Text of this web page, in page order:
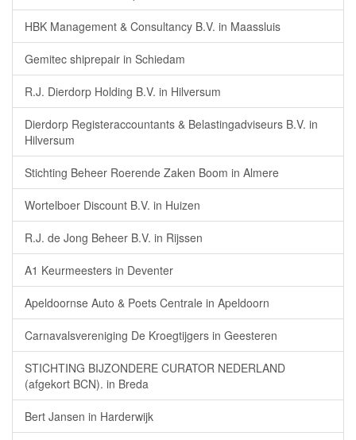
HBK Management & Consultancy B.V. in Maassluis
Gemitec shiprepair in Schiedam
R.J. Dierdorp Holding B.V. in Hilversum
Dierdorp Registeraccountants & Belastingadviseurs B.V. in
Hilversum
Stichting Beheer Roerende Zaken Boom in Almere
Wortelboer Discount B.V. in Huizen
R.J. de Jong Beheer B.V. in Rijssen
A1 Keurmeesters in Deventer
Apeldoornse Auto & Poets Centrale in Apeldoorn
Carnavalsvereniging De Kroegtijgers in Geesteren
STICHTING BIJZONDERE CURATOR NEDERLAND
(afgekort BCN). in Breda
Bert Jansen in Harderwijk